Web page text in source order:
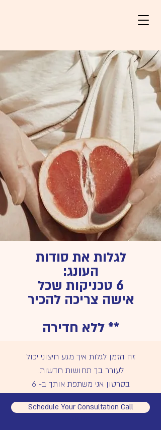
​לגלות את סודות
העונג:
6 טכניקות שכל
אישה צריכה להכיר
** ללא חדירה
זה הזמן לגלות איך מגע חיצוני יכול
לעורר בך תחושות חדשות.
בסרטון אני משתפת אותך ב- 6
להתחבר לעונג הפנימי שלך, בלי שום
© 2023 by Sandra Fisher. Proudly created with
Schedule Your Consultation Call